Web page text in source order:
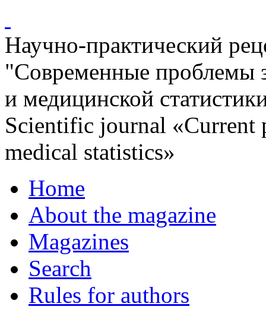
Научно-практический
"Современные проблемы
и медицинской
Scientific journal «Current
medical statistics»
Home
About the magazine
Magazines
Search
Rules for authors